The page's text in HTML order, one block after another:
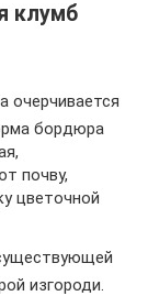
клумб
бордюра
почву,
цветочной
изгороди.